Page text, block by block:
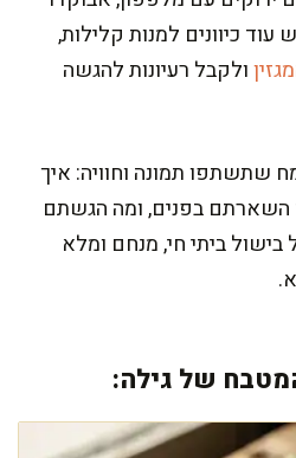
כיוונים למנות קלילות,
ולקבל רעיונות להגשה
תמונה וחוויה: איך
השארתם בפנים, ומה הגשתם
בישול ביתי חי, מנחם ומלא
של גילה: